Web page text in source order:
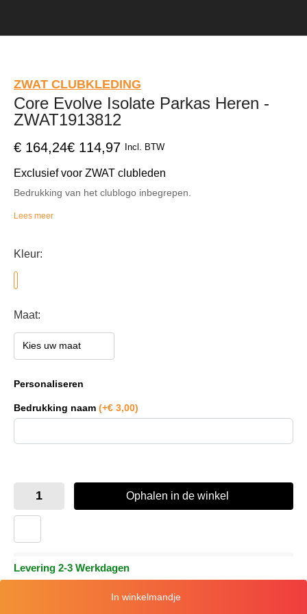
ZWAT CLUBKLEDING
Core Evolve Isolate Parkas Heren
- ZWAT1913812
€ 114,97
€ 164,24 Incl. BTW
Exclusief voor ZWAT clubleden
Bedrukking van het clublogo inbegrepen.
Bedrukte clubkleding kan niet omgeruild worden.
Lees meer
Kleur:
Maat:
Kies uw maat
Personaliseren
Bedrukking naam(+€ 3,00)
Levering 2-3 Werkdagen
Inwinkelmandje
Ophalen in de winkel
Met dit product spaar je
loyalty